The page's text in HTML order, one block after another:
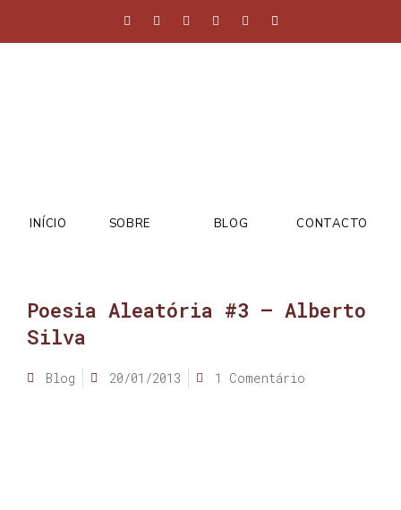
INÍCIO SOBRE BLOG CONTACTO
Poesia Aleatória #3 – Alberto
Silva
Blog 20/01/2013 1 Comentário